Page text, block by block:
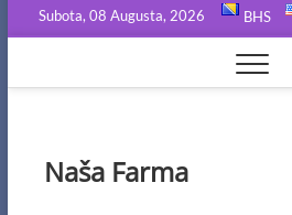
Subota, 08 Augusta, 2026 BHS
Naša Farma